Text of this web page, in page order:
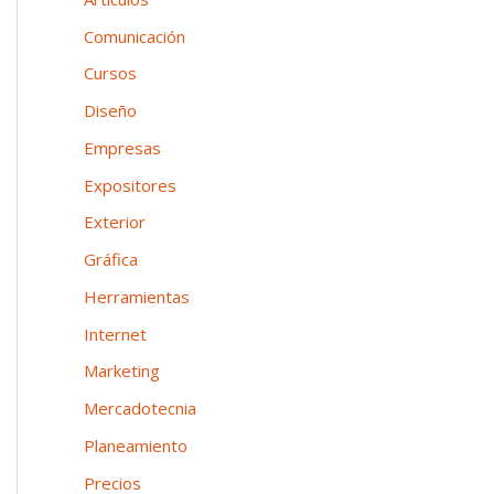
n
e
a
:
Comunicación
Cursos
Diseño
Empresas
Expositores
Exterior
Gráfica
Herramientas
Internet
Marketing
Mercadotecnia
Planeamiento
Precios